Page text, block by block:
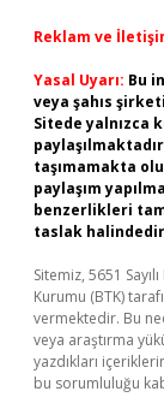
Reklam ve
Yasal Uyarı: Bu
veya şahıs
Sitede yalnızca
taşımamakta
paylaşım
benzerlikleri
taslak
Sitemiz, 5651
Kurumu (BTK)
vermektedir. Bu
veya araştırma
yazdıkları
bu sorumluluğu